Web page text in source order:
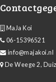
MaJa Koi
06-15396521
info@majakoi.nl
De Weege 2,